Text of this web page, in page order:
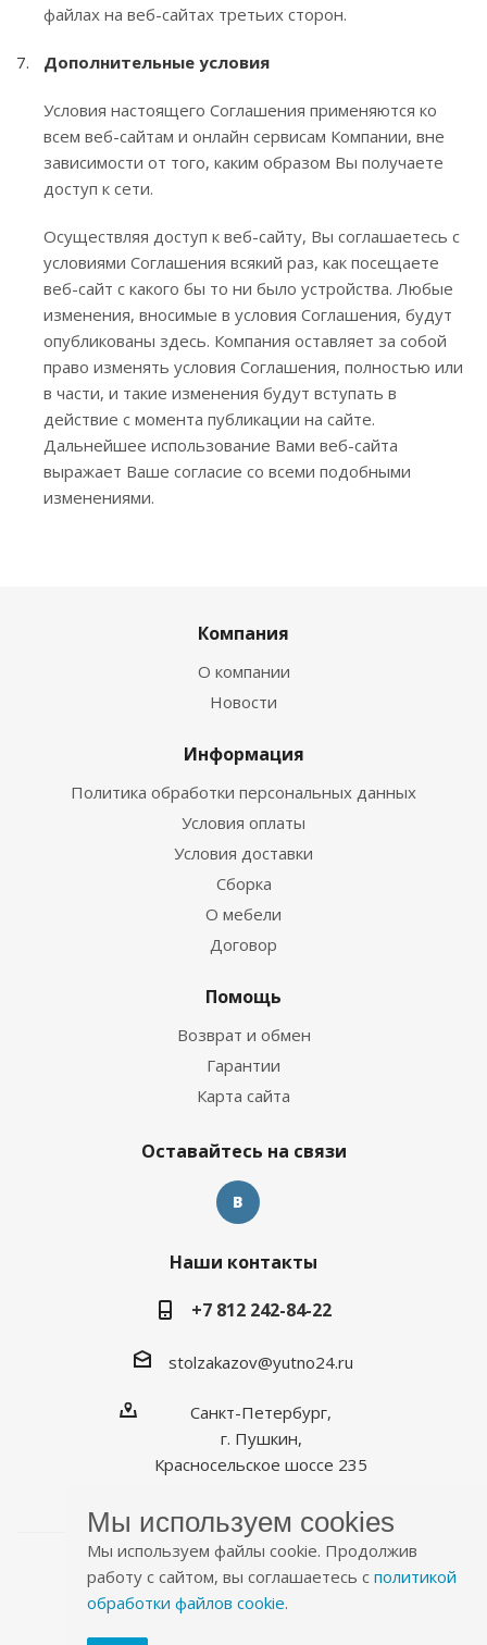
файлах на веб-сайтах третьих сторон.
Дополнительные условия
Условия настоящего Соглашения применяются ко
всем веб-сайтам и онлайн сервисам Компании, вне
зависимости от того, каким образом Вы получаете
доступ к сети.
Осуществляя доступ к веб-сайту, Вы соглашаетесь с
условиями Соглашения всякий раз, как посещаете
веб-сайт с какого бы то ни было устройства. Любые
изменения, вносимые в условия Соглашения, будут
опубликованы здесь. Компания оставляет за собой
право изменять условия Соглашения, полностью или
в части, и такие изменения будут вступать в
действие с момента публикации на сайте.
Дальнейшее использование Вами веб-сайта
выражает Ваше согласие со всеми подобными
изменениями.
Компания
О компании
Новости
Информация
Политика обработки персональных данных
Условия оплаты
Условия доставки
Сборка
О мебели
Договор
Помощь
Возврат и обмен
Гарантии
Карта сайта
Оставайтесь на связи
Наши контакты
+7 812 242-84-22
stolzakazov@yutno24.ru
Санкт-Петербург,
г. Пушкин,
Красносельское шоссе 235
Мы используем cookies
Мы используем файлы cookie. Продолжив
работу с сайтом, вы соглашаетесь с политикой
обработки файлов cookie.